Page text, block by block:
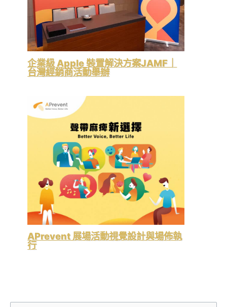
企業級 Apple 裝置解決方案JAMF｜
台灣經銷商活動舉辦
APrevent 展場活動視覺設計與場佈執
行